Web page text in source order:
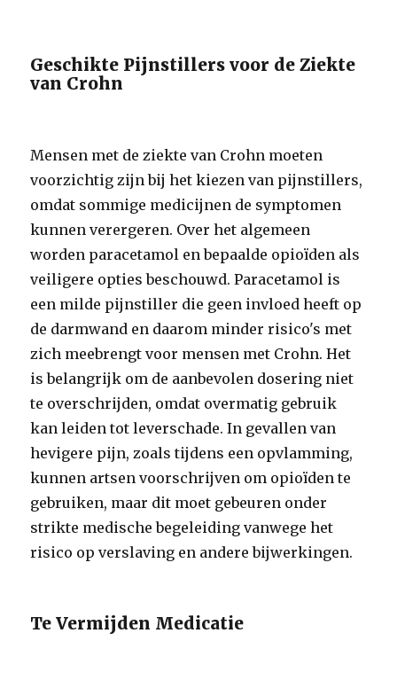
Geschikte Pijnstillers voor de Ziekte
van Crohn
Mensen met de ziekte van Crohn moeten
voorzichtig zijn bij het kiezen van pijnstillers,
omdat sommige medicijnen de symptomen
kunnen verergeren. Over het algemeen
worden paracetamol en bepaalde opioïden als
veiligere opties beschouwd. Paracetamol is
een milde pijnstiller die geen invloed heeft op
de darmwand en daarom minder risico's met
zich meebrengt voor mensen met Crohn. Het
is belangrijk om de aanbevolen dosering niet
te overschrijden, omdat overmatig gebruik
kan leiden tot leverschade. In gevallen van
hevigere pijn, zoals tijdens een opvlamming,
kunnen artsen voorschrijven om opioïden te
gebruiken, maar dit moet gebeuren onder
strikte medische begeleiding vanwege het
risico op verslaving en andere bijwerkingen.
Te Vermijden Medicatie